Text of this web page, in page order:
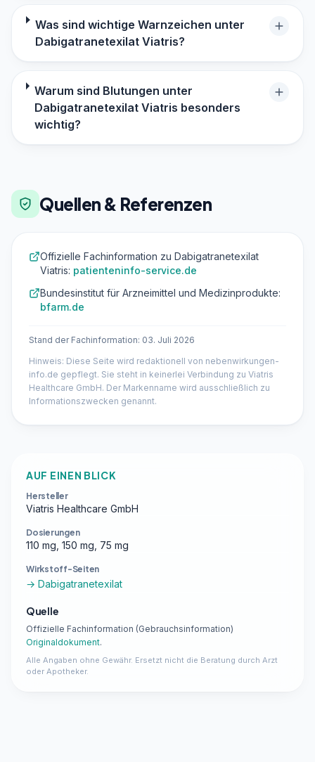
Was sind wichtige Warnzeichen unter
Dabigatranetexilat Viatris?
Warum sind Blutungen unter
Dabigatranetexilat Viatris besonders
wichtig?
Quellen & Referenzen
Offizielle Fachinformation zu Dabigatranetexilat
Viatris: patienteninfo-service.de
Bundesinstitut für Arzneimittel und Medizinprodukte:
bfarm.de
Stand der Fachinformation: 03. Juli 2026
Hinweis: Diese Seite wird redaktionell von nebenwirkungen-
info.de gepflegt. Sie steht in keinerlei Verbindung zu Viatris
Healthcare GmbH. Der Markenname wird ausschließlich zu
Informationszwecken genannt.
AUF EINEN BLICK
Hersteller
Viatris Healthcare GmbH
Dosierungen
110 mg, 150 mg, 75 mg
Wirkstoff-Seiten
→ Dabigatranetexilat
Quelle
Offizielle Fachinformation (Gebrauchsinformation)
Originaldokument.
Alle Angaben ohne Gewähr. Ersetzt nicht die Beratung durch Arzt
oder Apotheker.